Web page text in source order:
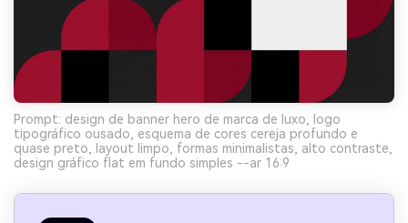
Prompt: design de banner hero de marca de luxo, logo
tipográfico ousado, esquema de cores cereja profundo e
quase preto, layout limpo, formas minimalistas, alto contraste,
design gráfico flat em fundo simples --ar 16:9